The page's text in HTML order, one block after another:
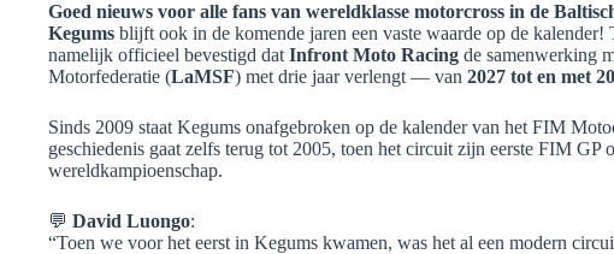
Goed nieuws voor alle fans van wereldklasse motorcross in de
Kegums blijft ook in de komende jaren een vaste waarde op de
namelijk officieel bevestigd dat Infront Moto Racing de samenwerking
Motorfederatie (LaMSF) met drie jaar verlengt — van 2027 tot en met
Sinds 2009 staat Kegums onafgebroken op de kalender van het FIM
geschiedenis gaat zelfs terug tot 2005, toen het circuit zijn eerste FIM GP
wereldkampioenschap.
💬 David Luongo:
“Toen we voor het eerst in Kegums kwamen, was het al een modern